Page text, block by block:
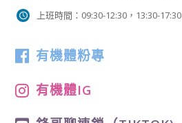
上班時間：09:30-12:30，13:30-17:30
有機體粉專
有機體IG